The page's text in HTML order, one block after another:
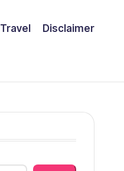
Travel Disclaimer